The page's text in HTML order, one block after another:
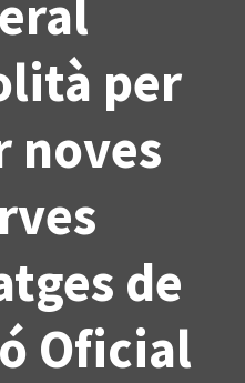
per
noves
de
Oficial